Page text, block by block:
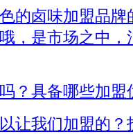
的卤味加盟品牌
，是市场之中，
？具备哪些加盟
让我们加盟的？